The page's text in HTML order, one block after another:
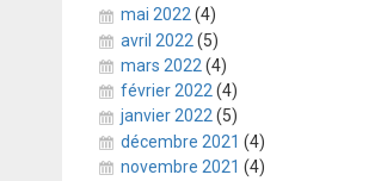
mai 2022(4)
avril 2022 (5)
mars 2022 (4)
février 2022 (4)
janvier 2022(5)
décembre 2021 (4)
novembre 2021 (4)